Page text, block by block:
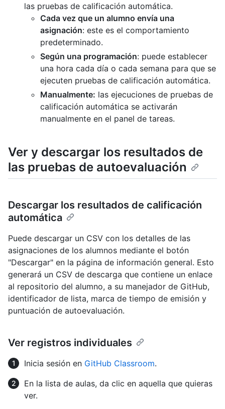
las pruebas de calificación automática.
Cada vez que un alumno envía una
asignación: este es el comportamiento
predeterminado.
Según una programación: puede establecer
una hora cada día o cada semana para que se
ejecuten pruebas de calificación automática.
Manualmente: las ejecuciones de pruebas de
calificación automática se activarán
manualmente en el panel de tareas.
Ver y descargar los resultados de
las pruebas de autoevaluación
Descargar los resultados de calificación
automática
Puede descargar un CSV con los detalles de las
asignaciones de los alumnos mediante el botón
"Descargar" en la página de información general. Esto
generará un CSV de descarga que contiene un enlace
al repositorio del alumno, a su manejador de GitHub,
identificador de lista, marca de tiempo de emisión y
puntuación de autoevaluación.
Ver registros individuales
Inicia sesión en GitHub Classroom.
En la lista de aulas, da clic en aquella que quieras
ver.